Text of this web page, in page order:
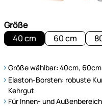
Größe
40 cm
60 cm
Größe wählbar: 40cm,
Elaston-Borsten: robuste
Kehrgut
Für Innen- und Außenbereich